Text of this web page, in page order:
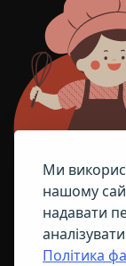
Ми
нашому
надавати
Політика